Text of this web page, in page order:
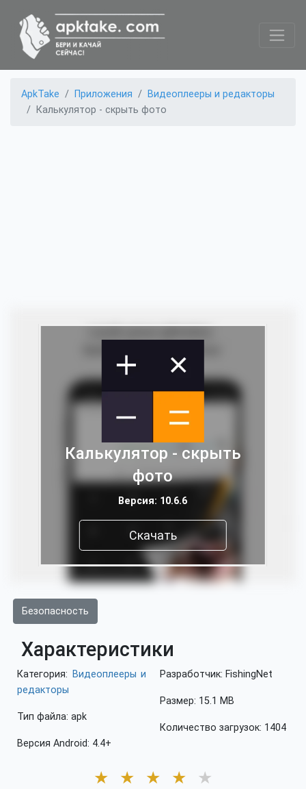
ApkTake Приложения
Видеоплееры и редакторы
Калькулятор - скрыть фото
Калькулятор - скрыть
фото
Версия: 10.6.6
Скачать
Безопасность
Характеристики
Категория: Видеоплееры и
редакторы
Тип файла: apk
Версия Android: 4.4+
Разработчик: FishingNet
Размер: 15.1 MB
Количество загрузок: 1404
★ ★ ★ ★ ★